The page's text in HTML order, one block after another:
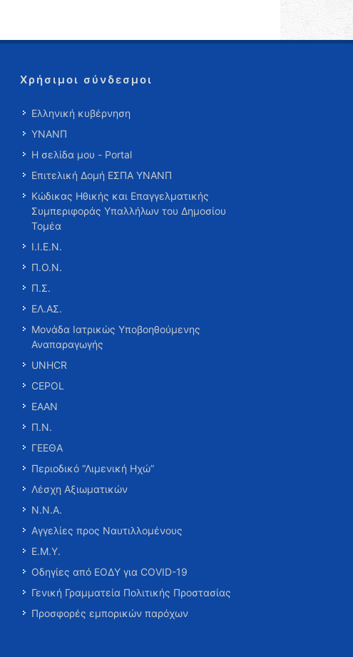
Χρήσιμοι σύνδεσμοι
Ελληνική κυβέρνηση
ΥΝΑΝΠ
Η σελίδα μου - Portal
Επιτελική Δομή ΕΣΠΑ ΥΝΑΝΠ
Κώδικας Ηθικής και Επαγγελματικής
Συμπεριφοράς Υπαλλήλων του Δημοσίου
Τομέα
Ι.Ι.Ε.Ν.
Π.Ο.Ν.
Π.Σ.
ΕΛ.ΑΣ.
Μονάδα Ιατρικώς Υποβοηθούμενης
Αναπαραγωγής
UNHCR
CEPOL
ΕΑΑΝ
Π.Ν.
ΓΕΕΘΑ
Περιοδικό “Λιμενική Ηχώ”
Λέσχη Αξιωματικών
Ν.Ν.Α.
Αγγελίες προς Ναυτιλλομένους
Ε.Μ.Υ.
Οδηγίες από ΕΟΔΥ για COVID-19
Γενική Γραμματεία Πολιτικής Προστασίας
Προσφορές εμπορικών παρόχων